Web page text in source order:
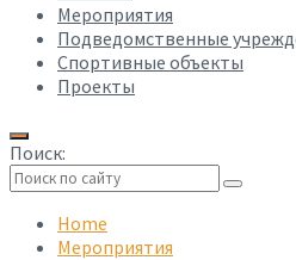
Мероприятия
Подведомственные
Спортивные объекты
Проекты
Поиск:
search
Home
Мероприятия